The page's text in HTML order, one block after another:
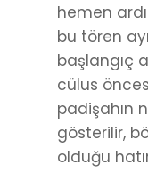
hemen
bu tören
başlangıç
cülus
padişahın
gösterilir,
olduğu